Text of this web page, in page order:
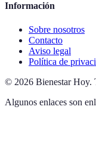
Información
Sobre nosotros
Contacto
Aviso legal
Política de
© 2026 Bienestar Hoy.
Algunos enlaces son